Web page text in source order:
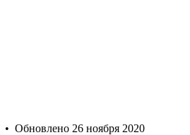
• Обновлено 26 ноября 2020